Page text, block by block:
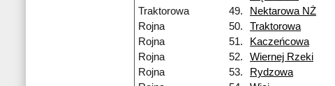
Traktorowa
49. Nektarowa NŻ
Rojna
50. Traktorowa
Rojna
51. Kaczeńcowa
Rojna
52. Wiernej Rzeki
Rojna
53. Rydzowa